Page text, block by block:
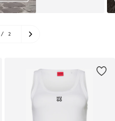
/ 2